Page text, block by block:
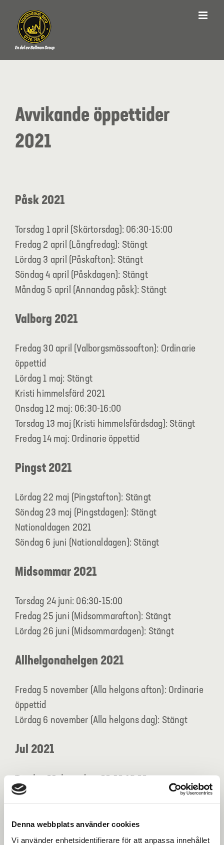
Denna webbplats använder cookies
Vi använder enhetsidentifierare för att anpassa innehållet
innehållet
Avvikande öppettider
2021
Påsk 2021
Torsdag 1 april (Skärtorsdag): 06:30-15:00
Fredag 2 april (Långfredag): Stängt
Lördag 3 april (Påskafton): Stängt
Söndag 4 april (Påskdagen): Stängt
Måndag 5 april (Annandag påsk): Stängt
Valborg 2021
Fredag 30 april (Valborgsmässoafton): Ordinarie
öppettid
Lördag 1 maj: Stängt
Kristi himmelsfärd 2021
Onsdag 12 maj: 06:30-16:00
Torsdag 13 maj (Kristi himmelsfärdsdag): Stängt
Fredag 14 maj: Ordinarie öppettid
Pingst 2021
Lördag 22 maj (Pingstafton): Stängt
Söndag 23 maj (Pingstdagen): Stängt
Nationaldagen 2021
Söndag 6 juni (Nationaldagen): Stängt
Midsommar 2021
Torsdag 24 juni: 06:30-15:00
Fredag 25 juni (Midsommarafton): Stängt
Lördag 26 juni (Midsommardagen): Stängt
Allhelgonahelgen 2021
Fredag 5 november (Alla helgons afton): Ordinarie
öppettid
Lördag 6 november (Alla helgons dag): Stängt
Jul 2021
Torsdag 23 december: 06:30-15:00
Fredag 24 december (Julafton): Stängt
Söndag 26 december (Annandag jul): Stängt